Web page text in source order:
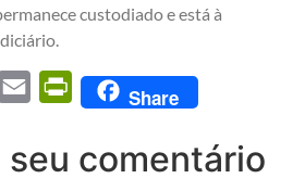
custodiado e está à
Twitter Email PrintFriendly
Share
seu comentário